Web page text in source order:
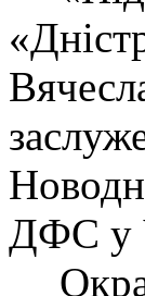
ДФС у